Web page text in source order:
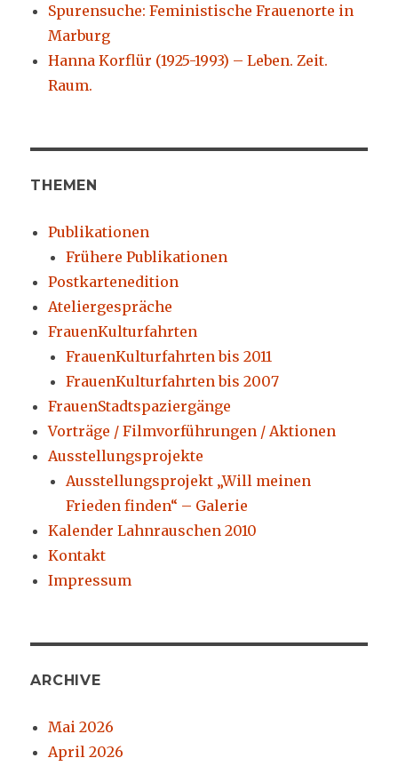
Spurensuche: Feministische Frauenorte in
Marburg
Hanna Korflür (1925-1993) – Leben. Zeit.
Raum.
THEMEN
Publikationen
Frühere Publikationen
Postkartenedition
Ateliergespräche
FrauenKulturfahrten
FrauenKulturfahrten bis 2011
FrauenKulturfahrten bis 2007
FrauenStadtspaziergänge
Vorträge / Filmvorführungen / Aktionen
Ausstellungsprojekte
Ausstellungsprojekt „Will meinen
Frieden finden“ – Galerie
Kalender Lahnrauschen 2010
Kontakt
Impressum
ARCHIVE
Mai 2026
April 2026